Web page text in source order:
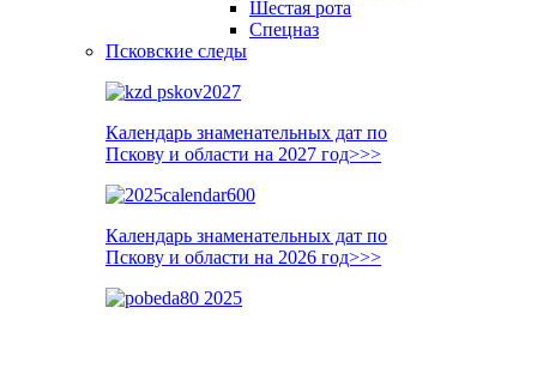
Шестая рота
Спецназ
Псковские следы
Календарь знаменательных дат по
Пскову и области на 2027 год>>>
Календарь знаменательных дат по
Пскову и области на 2026 год>>>